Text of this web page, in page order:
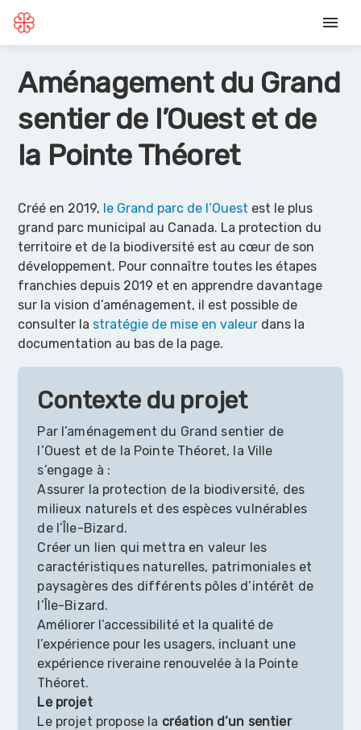
menu
Aménagement du Grand
sentier de l’Ouest et de
la Pointe Théoret
Créé en 2019, le Grand parc de l’Ouest est le plus
grand parc municipal au Canada. La protection du
territoire et de la biodiversité est au cœur de son
développement. Pour connaître toutes les étapes
franchies depuis 2019 et en apprendre davantage
sur la vision d’aménagement, il est possible de
consulter la stratégie de mise en valeur dans la
documentation au bas de la page.
Contexte du projet
Par l’aménagement du Grand sentier de
l’Ouest et de la Pointe Théoret, la Ville
s’engage à :
Assurer la protection de la biodiversité, des
milieux naturels et des espèces vulnérables
de l’Île-Bizard.
Créer un lien qui mettra en valeur les
caractéristiques naturelles, patrimoniales et
paysagères des différents pôles d’intérêt de
l’Île-Bizard.
Améliorer l’accessibilité et la qualité de
l’expérience pour les usagers, incluant une
expérience riveraine renouvelée à la Pointe
Théoret.
Le projet
Le projet proposela création d’un sentier